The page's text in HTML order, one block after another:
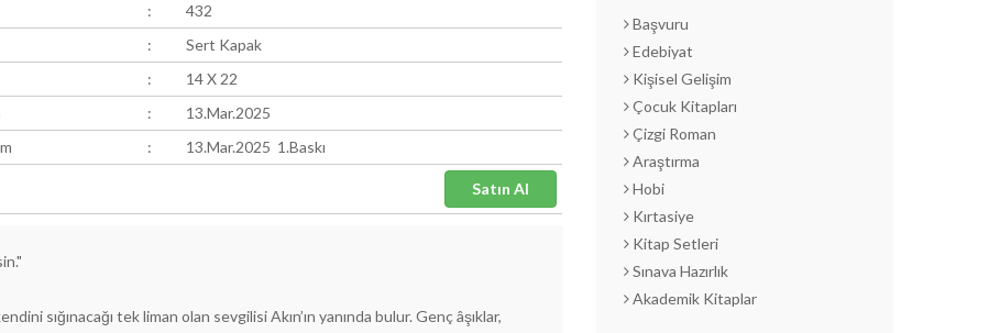
:
432
:
Sert Kapak
:
14 X 22
:
13.Mar.2025
: 13.Mar.2025 1.Baskı
sığınacağı tek liman olan sevgilisi Akın’ın yanında bulur. Genç âşıklar,
Başvuru
Edebiyat
Kişisel Gelişim
Çocuk Kitapları
Çizgi Roman
Araştırma
Hobi
Kırtasiye
Kitap Setleri
Sınava Hazırlık
Akademik Kitaplar